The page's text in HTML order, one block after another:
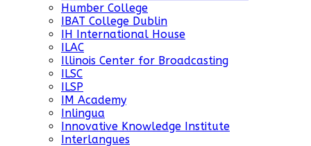
Humber College
IBAT College Dublin
IH International House
ILAC
Illinois Center for Broadcasting
ILSC
ILSP
IM Academy
Inlingua
Innovative Knowledge Institute
Interlangues